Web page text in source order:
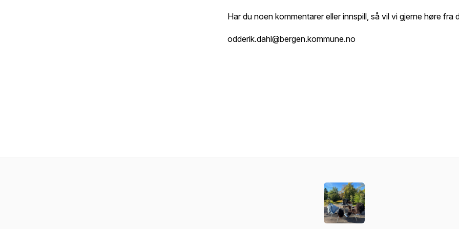
Har du noen kommentarer eller innspill, så vil vi gjerne høre fra
odderik.dahl@bergen.kommune.no